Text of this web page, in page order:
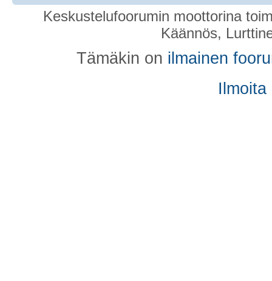
Keskustelufoorumin moottorina
Käännös,
Tämäkin on ilmainen